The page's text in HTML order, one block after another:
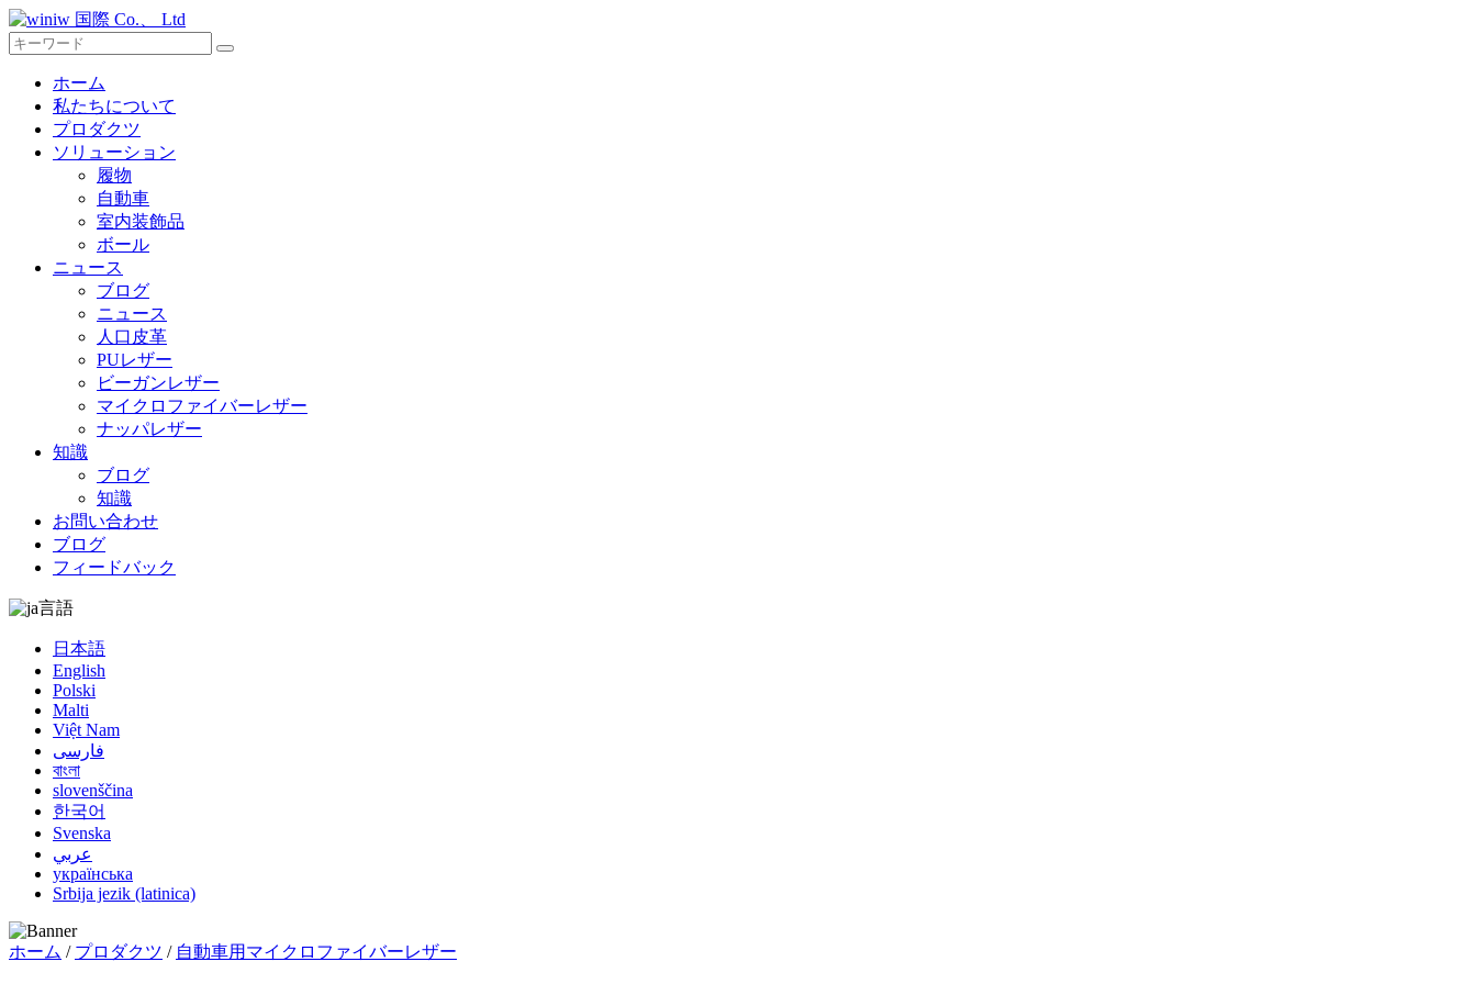
ホーム
私たちについて
プロダクツ
ソリューション
履物
自動車
室内装飾品
ボール
ニュース
ブログ
ニュース
人口皮革
PUレザー
ビーガンレザー
マイクロファイバーレザー
ナッパレザー
知識
ブログ
知識
お問い合わせ
ブログ
フィードバック
言語
日本語
English
Polski
Malti
Việt Nam
فارسی
বাংলা
slovenščina
한국어
Svenska
عربي
українська
Srbija jezik (latinica)
ホーム / プロダクツ / 自動車用マイクロファイバーレザー